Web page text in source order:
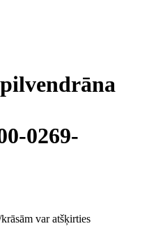
0269-
var atšķirties